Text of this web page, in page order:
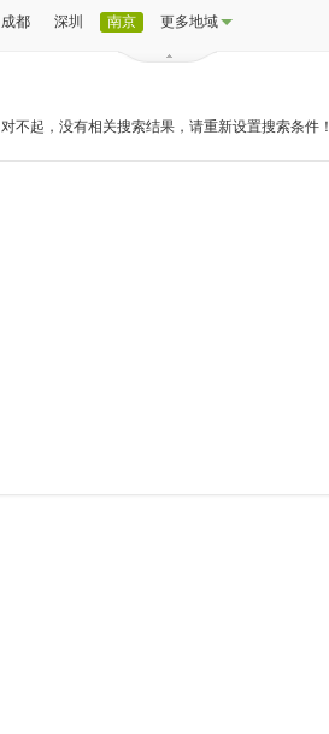
成都 深圳 南京 更多地域
对不起，没有相关搜索结果，请重新设置搜索条件！